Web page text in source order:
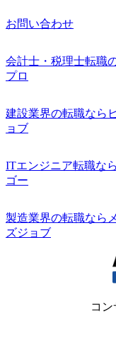
お問い合わせ
会計士・税理士転職
プロ
建設業界の転職なら
ョブ
ITエンジニア転職な
ゴー
製造業界の転職なら
ズジョブ
コ